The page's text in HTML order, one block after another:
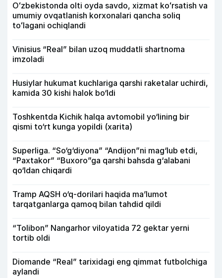
Oʻzbekistonda olti oyda savdo, xizmat koʻrsatish va
umumiy ovqatlanish korxonalari qancha soliq
toʻlagani ochiqlandi
Vinisius “Real” bilan uzoq muddatli shartnoma
imzoladi
Husiylar hukumat kuchlariga qarshi raketalar uchirdi,
kamida 30 kishi halok bo‘ldi
Toshkentda Kichik halqa avtomobil yo‘lining bir
qismi to‘rt kunga yopildi (xarita)
Superliga. “So‘g‘diyona” “Andijon”ni mag‘lub etdi,
“Paxtakor” “Buxoro”ga qarshi bahsda g‘alabani
qo‘ldan chiqardi
Tramp AQSH o‘q-dorilari haqida ma’lumot
tarqatganlarga qamoq bilan tahdid qildi
“Tolibon” Nangarhor viloyatida 72 gektar yerni
tortib oldi
Diomande “Real” tarixidagi eng qimmat futbolchiga
aylandi